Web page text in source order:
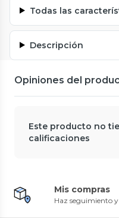
Todas las
Descripción
Opiniones del
Este producto no
calificaciones
Mis compras
Haz seguimiento